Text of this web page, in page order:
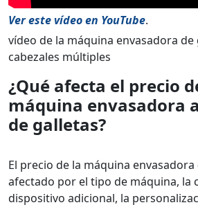
Ver este vídeo en YouTube.
vídeo de la máquina envasadora de
cabezales múltiples
¿Qué afecta el precio
máquina envasadora
de galletas?
El precio de la máquina envasadora
afectado por el tipo de máquina, la
dispositivo adicional, la